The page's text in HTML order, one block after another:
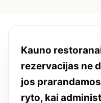
Kauno
rezervacijas ne
jos
ryto, kai